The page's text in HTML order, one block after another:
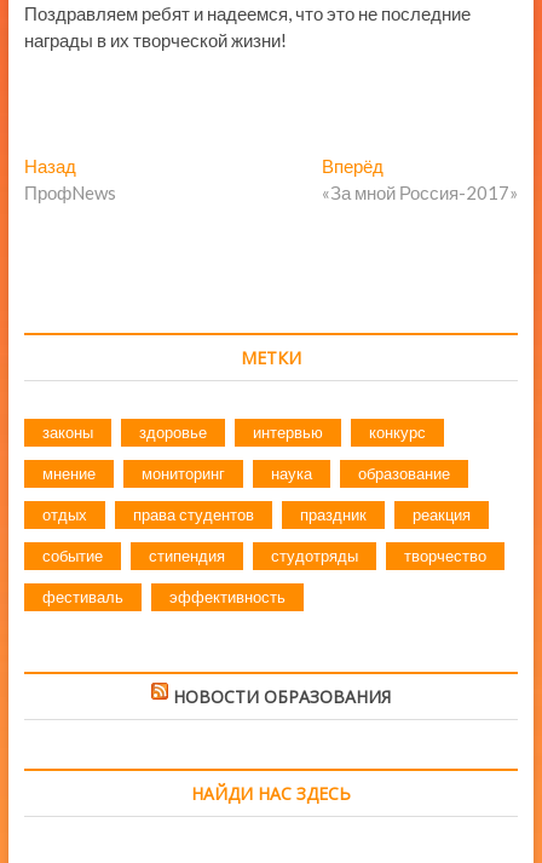
Поздравляем ребят и надеемся, что это не последние
награды в их творческой жизни!
Навигация
по
НазадПредыдущая
запись:
ПрофNews
Вперёд
запись:
«За мной Россия-2017»
МЕТКИ
законы здоровье интервью конкурс
мнение мониторинг наука образование
отдых права студентов праздник реакция
событие стипендия студотряды творчество
фестиваль эффективность
НОВОСТИ ОБРАЗОВАНИЯ
НАЙДИ НАС ЗДЕСЬ